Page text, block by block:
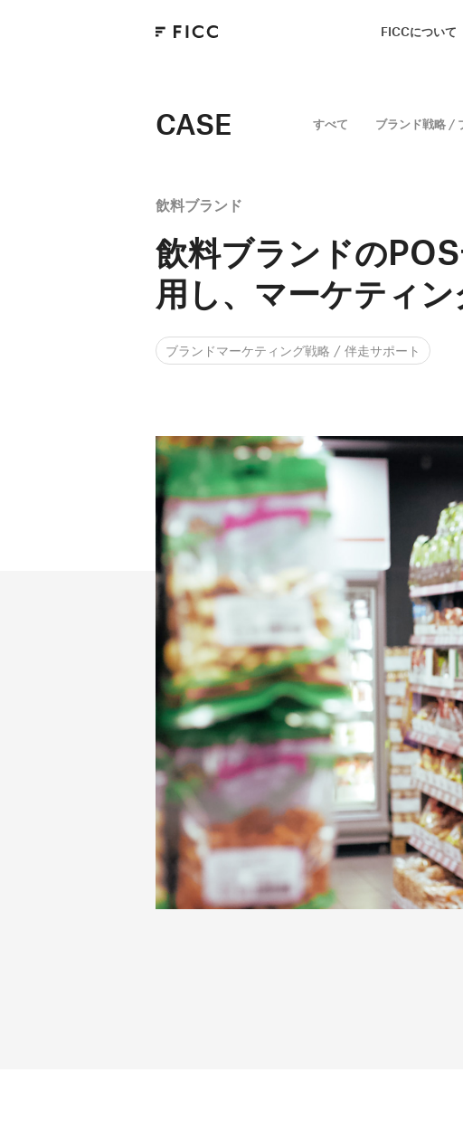
FICCについて
CASE すべて ブランド戦略 /
飲料ブランド
飲料ブランドの
用し、マーケティ
ブランドマーケティング戦略 / 伴走サポート